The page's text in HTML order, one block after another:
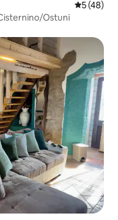
5 de uma
5 (48)
Ostuni